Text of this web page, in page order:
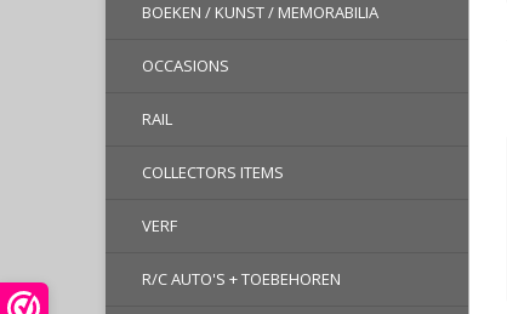
BOEKEN / KUNST / MEMORABILIA
OCCASIONS
RAIL
COLLECTORS ITEMS
VERF
R/C AUTO'S + TOEBEHOREN